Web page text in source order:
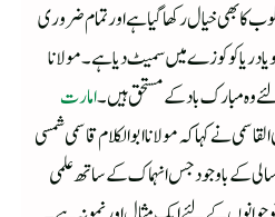
کا بھی خیال رکھا گیا ہے اور تمام ضروری
دریا کو کوزے میں سمیٹ دیا ہے۔ مولانا
وہ مبارک باد کے مستحق ہیں۔امارت
نے کہا کہ مولانا ابوالکلام قاسمی شمسی
سالی کے باوجود جس انہماک کے ساتھ علمی